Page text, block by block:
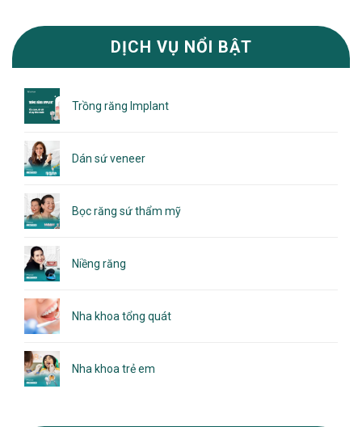
DỊCH VỤ NỔI BẬT
Trồng răng Implant
Dán sứ veneer
Bọc răng sứ thẩm mỹ
Niềng răng
Nha khoa tổng quát
Nha khoa trẻ em